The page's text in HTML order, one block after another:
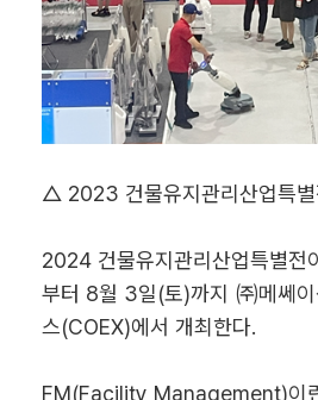
△ 2023 건물유지관리산업특별
2024 건물유지관리산업특별전
부터 8월 3일(토)까지 ㈜메쎄이
스(COEX)에서 개최한다.
FM(Facility Management)이